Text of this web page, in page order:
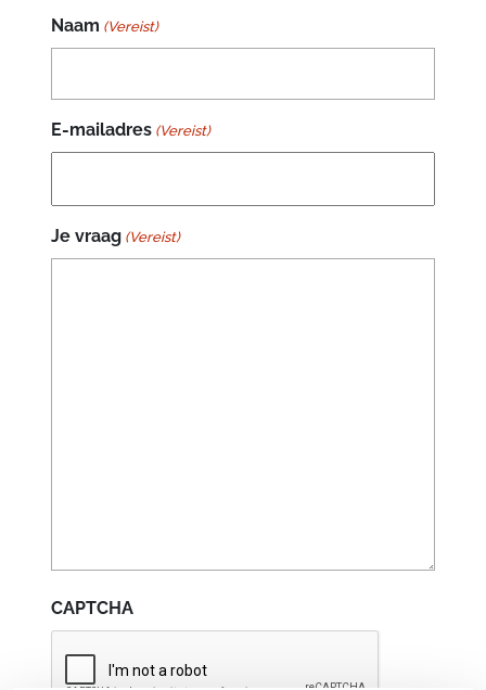
Naam (Vereist)
E-mailadres (Vereist)
Je vraag (Vereist)
CAPTCHA